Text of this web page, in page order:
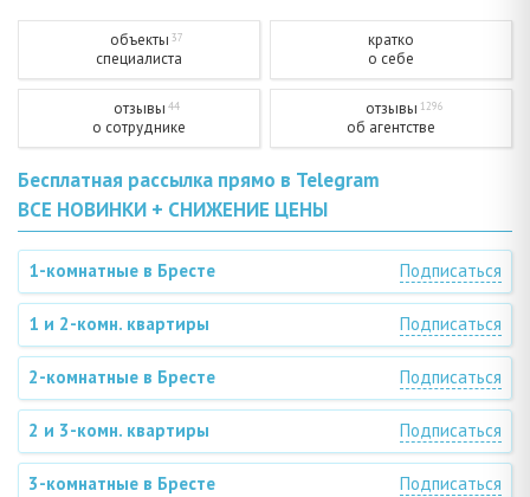
объекты 37
специалиста
кратко
о себе
отзывы 44
о сотруднике
отзывы 1296
об агентстве
Бесплатная рассылка прямо в Telegram
ВСЕ НОВИНКИ + СНИЖЕНИЕ ЦЕНЫ
1-комнатные в Бресте Подписаться
1 и 2-комн. квартиры Подписаться
2-комнатные в Бресте Подписаться
2 и 3-комн. квартиры Подписаться
3-комнатные в Бресте Подписаться